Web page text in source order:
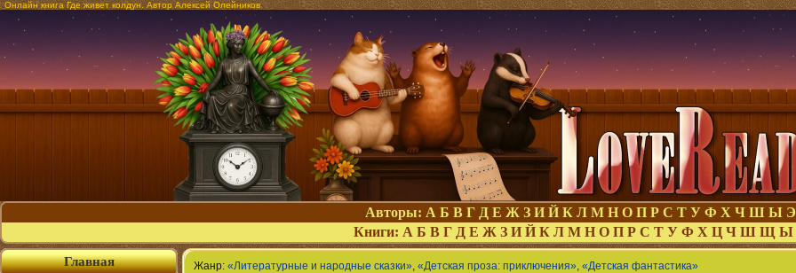
Онлайн книга Где живет колдун. Автор Алексей Олейников
Авторы: А Б В Г Д Е Ж З И Й К Л М Н О П Р С Т У Ф Х Ч Ш Ы Э
Книги: А Б В Г Д Е Ж З И Й К Л М Н О П Р С Т У Ф Х Ц Ч Ш Щ Ы
Жанр: «Литературные и народные сказки», «Детская проза: приключения», «Детская фантастика»
Главная